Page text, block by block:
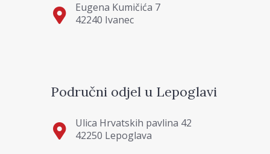
Eugena Kumičića 7
42240 Ivanec
Područni odjel u Lepoglavi
Ulica Hrvatskih pavlina 42
42250 Lepoglava